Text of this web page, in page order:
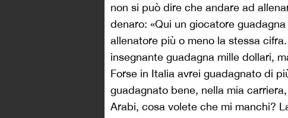
non si può dire che andare ad
denaro: «Qui un giocatore
allenatore più o meno la stessa
insegnante guadagna mille dollari,
Forse in Italia avrei guadagnato di
guadagnato bene, nella mia
Arabi, cosa volete che mi manchi?